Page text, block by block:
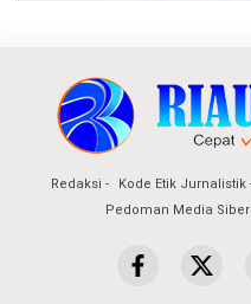
Redaksi Kode Etik Jurnalistik
Pedoman Media Siber